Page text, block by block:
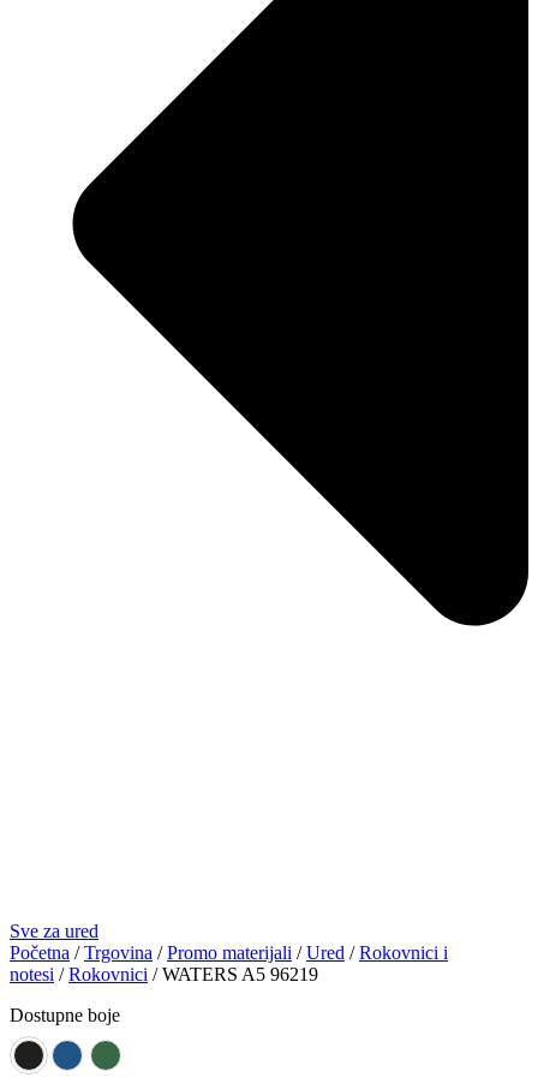
Sve za ured
Početna /Trgovina /Promo materijali /Ured /Rokovnici i
notesi /Rokovnici / WATERS A5 96219
Dostupne boje